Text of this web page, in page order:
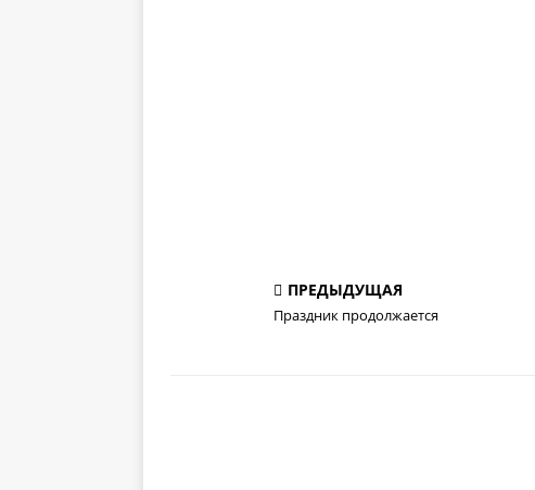
ПРЕДЫДУЩАЯ
Праздник продолжается